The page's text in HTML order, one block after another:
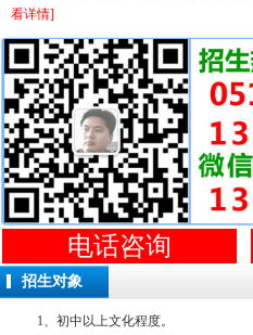
看详情]
电话咨询
招生对象
1、初中以上文化程度。